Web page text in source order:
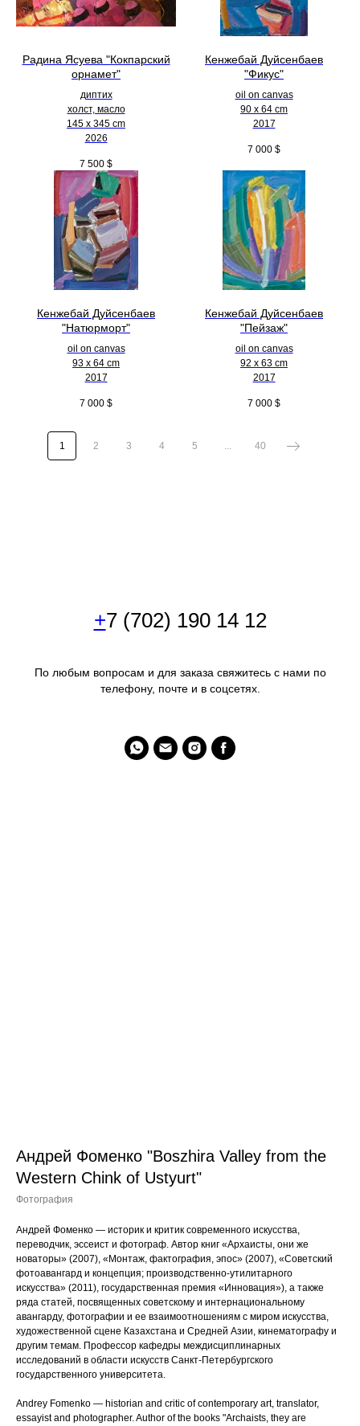
Радина Ясуева "Кокпарский
орнамет"
диптих
холст, масло
145 х 345 cm
2026
7 500 $
Кенжебай Дуйсенбаев
"Фикус"
oil on canvas
90 x 64 cm
2017
7 000 $
Кенжебай Дуйсенбаев
"Натюрморт"
oil on canvas
93 x 64 cm
2017
7 000 $
Кенжебай Дуйсенбаев
"Пейзаж"
oil on canvas
92 x 63 cm
2017
7 000 $
1 2 3 4 5 ... 40
+7 (702) 190 14 12
По любым вопросам и для заказа свяжитесь с нами по
телефону, почте и в соцсетях.
Андрей Фоменко "Boszhira Valley from the
Western Chink of Ustyurt"
Фотография
Андрей Фоменко — историк и критик современного искусства,
переводчик, эссеист и фотограф. Автор книг «Архаисты, они же
новаторы» (2007), «Монтаж, фактография, эпос» (2007), «Советский
фотоавангард и концепция; производственно-утилитарного
искусства» (2011), государственная премия «Инновация»), а также
ряда статей, посвященных советскому и интернациональному
авангарду, фотографии и ее взаимоотношениям с миром искусства,
художественной сцене Казахстана и Средней Азии, кинематографу и
другим темам. ​Профессор кафедры междисциплинарных
исследований в области искусств Санкт-Петербургского
государственного университета.
Andrey Fomenko — historian and critic of contemporary art, translator,
essayist and photographer. Author of the books "Archaists, they are